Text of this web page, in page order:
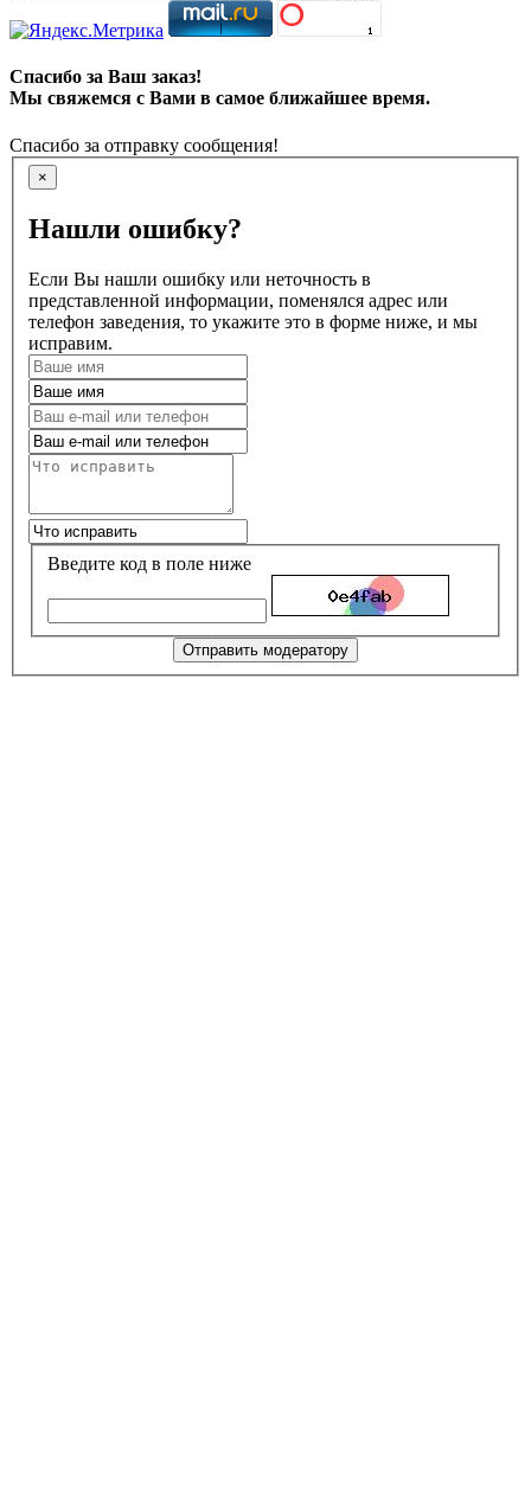
Спасибо за Ваш заказ!
Мы свяжемся с Вами в самое ближайшее время.
Спасибо за отправку сообщения!
×
Нашли ошибку?
Если Вы нашли ошибку или неточность в
представленной информации, поменялся адрес или
телефон заведения, то укажите это в форме ниже, и мы
исправим.
Введите код в поле ниже
Отправить модератору